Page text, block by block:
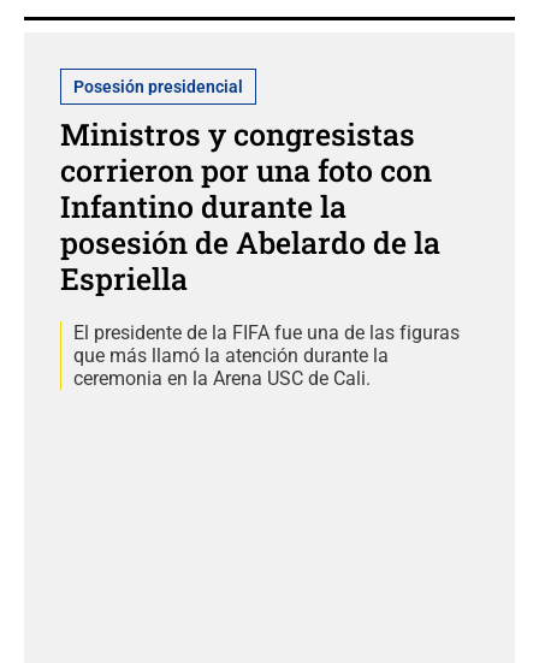
Posesión presidencial
Ministros y congresistas
corrieron por una foto con
Infantino durante la
posesión de Abelardo de la
Espriella
El presidente de la FIFA fue una de las figuras
que más llamó la atención durante la
ceremonia en la Arena USC de Cali.